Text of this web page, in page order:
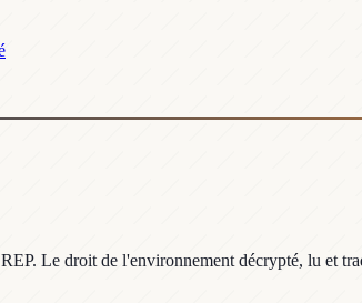
Le droit de l'environnement décrypté, lu et